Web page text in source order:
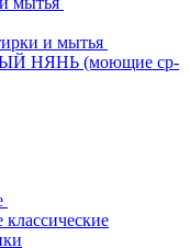
и мытья
НЯНЬ (моющие ср-